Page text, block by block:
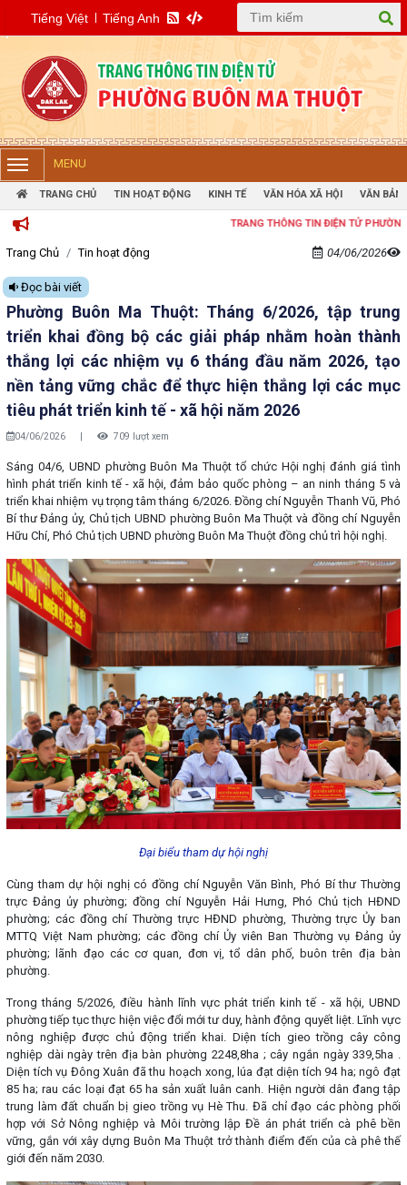
Tiếng Việt Tiếng Anh
MENU
TRANG CHỦ TIN HOẠT ĐỘNG KINH TẾ VĂN HÓA XÃ HỘI VĂN BẢN
TRANG THÔNG TIN ĐIỆN TỬ PHƯỜNG BUÔN MA
Trang Chủ Tin hoạt động 04/06/2026
Đọc bài viết
Phường Buôn Ma Thuột: Tháng 6/2026, tập trung
triển khai đồng bộ các giải pháp nhằm hoàn thành
thắng lợi các nhiệm vụ 6 tháng đầu năm 2026, tạo
nền tảng vững chắc để thực hiện thắng lợi các mục
tiêu phát triển kinh tế - xã hội năm 2026
04/06/2026 | 709 lượt xem
Sáng 04/6, UBND phường Buôn Ma Thuột tổ chức Hội nghị đánh giá tình
hình phát triển kinh tế - xã hội, đảm bảo quốc phòng – an ninh tháng 5 và
triển khai nhiệm vụ trọng tâm tháng 6/2026. Đồng chí Nguyễn Thanh Vũ, Phó
Bí thư Đảng ủy, Chủ tịch UBND phường Buôn Ma Thuột và đồng chí Nguyễn
Hữu Chí, Phó Chủ tịch UBND phường Buôn Ma Thuột đồng chủ trì hội nghị.
Đại biểu tham dự hội nghị
Cùng tham dự hội nghị có đồng chí Nguyễn Văn Bình, Phó Bí thư Thường
trực Đảng ủy phường; đồng chí Nguyễn Hải Hưng, Phó Chủ tịch HĐND
phường; các đồng chí Thường trực HĐND phường, Thường trực Ủy ban
MTTQ Việt Nam phường; các đồng chí Ủy viên Ban Thường vụ Đảng ủy
phường; lãnh đạo các cơ quan, đơn vị, tổ dân phố, buôn trên địa bàn
phường.
Trong tháng 5/2026, điều hành lĩnh vực phát triển kinh tế - xã hội, UBND
phường tiếp tục thực hiện việc đổi mới tư duy, hành động quyết liệt. Lĩnh vực
nông nghiệp được chủ động triển khai. Diện tích gieo trồng cây công
nghiệp dài ngày trên địa bàn phường 2248,8ha ; cây ngắn ngày 339,5ha .
Diện tích vụ Đông Xuân đã thu hoạch xong, lúa đạt diện tích 94 ha; ngô đạt
85 ha; rau các loại đạt 65 ha sản xuất luân canh. Hiện người dân đang tập
trung làm đất chuẩn bị gieo trồng vụ Hè Thu. Đã chỉ đạo các phòng phối
hợp với Sở Nông nghiệp và Môi trường lập Đề án phát triển cà phê bền
vững, gắn với xây dựng Buôn Ma Thuột trở thành điểm đến của cà phê thế
giới đến năm 2030.